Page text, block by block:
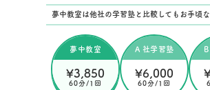
夢中教室は他社の学習塾と比較してもお手頃な
夢中教室
¥3,850
60分/1回
A 社学習塾
¥6,000
60分/1回